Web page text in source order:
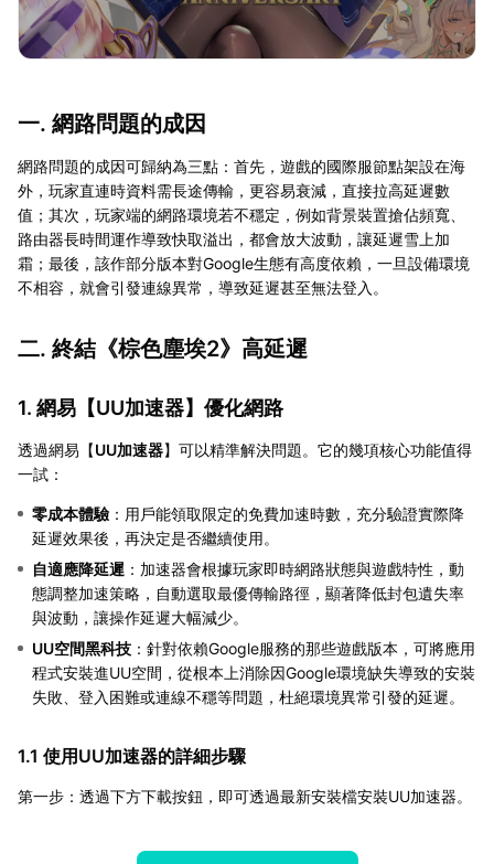
一. 網路問題的成因
網路問題的成因可歸納為三點：首先，遊戲的國際服節點架設在海
外，玩家直連時資料需長途傳輸，更容易衰減，直接拉高延遲數
值；其次，玩家端的網路環境若不穩定，例如背景裝置搶佔頻寬、
路由器長時間運作導致快取溢出，都會放大波動，讓延遲雪上加
霜；最後，該作部分版本對Google生態有高度依賴，一旦設備環境
不相容，就會引發連線異常，導致延遲甚至無法登入。
二. 終結《棕色塵埃2》高延遲
1. 網易【UU加速器】優化網路
透過網易【UU加速器】可以精準解決問題。它的幾項核心功能值得
一試：
零成本體驗 ：用戶能領取限定的免費加速時數，充分驗證實際降
延遲效果後，再決定是否繼續使用。
自適應降延遲 ：加速器會根據玩家即時網路狀態與遊戲特性，動
態調整加速策略，自動選取最優傳輸路徑，顯著降低封包遺失率
與波動，讓操作延遲大幅減少。
UU空間黑科技 ：針對依賴Google服務的那些遊戲版本，可將應用
程式安裝進UU空間，從根本上消除因Google環境缺失導致的安裝
失敗、登入困難或連線不穩等問題，杜絕環境異常引發的延遲。
1.1 使用UU加速器的詳細步驟
第一步：透過下方下載按鈕，即可透過最新安裝檔安裝UU加速器。